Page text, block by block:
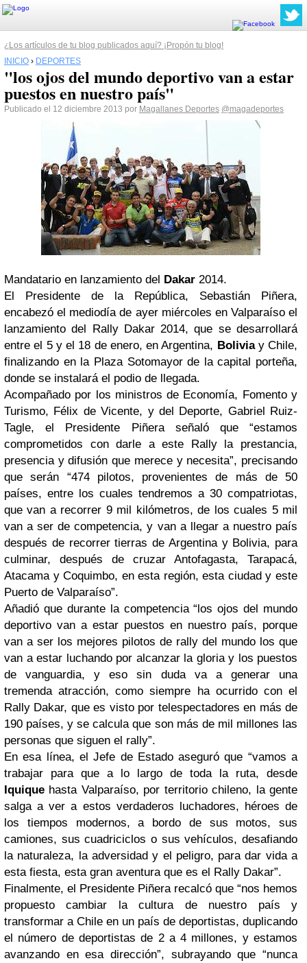
¿Los artículos de tu blog publicados aquí? ¡Propón tu blog!
INICIO › DEPORTES
"los ojos del mundo deportivo van a estar
puestos en nuestro país"
Publicado el 12 diciembre 2013 por Magallanes Deportes @magadeportes
Mandatario en lanzamiento del Dakar 2014.
El Presidente de la República, Sebastián Piñera,
encabezó el mediodía de ayer miércoles en Valparaíso el
lanzamiento del Rally Dakar 2014, que se desarrollará
entre el 5 y el 18 de enero, en Argentina, Boliviay Chile,
finalizando en la Plaza Sotomayor de la capital porteña,
donde se instalará el podio de llegada.
Acompañado por los ministros de Economía, Fomento y
Turismo, Félix de Vicente, y del Deporte, Gabriel Ruiz-
Tagle, el Presidente Piñera señaló que “estamos
comprometidos con darle a este Rally la prestancia,
presencia y difusión que merece y necesita”, precisando
que serán “474 pilotos, provenientes de más de 50
países, entre los cuales tendremos a 30 compatriotas,
que van a recorrer 9 mil kilómetros, de los cuales 5 mil
van a ser de competencia, y van a llegar a nuestro país
después de recorrer tierras de Argentina y Bolivia, para
culminar, después de cruzar Antofagasta, Tarapacá,
Atacama y Coquimbo, en esta región, esta ciudad y este
Puerto de Valparaíso”.
Añadió que durante la competencia “los ojos del mundo
deportivo van a estar puestos en nuestro país, porque
van a ser los mejores pilotos de rally del mundo los que
van a estar luchando por alcanzar la gloria y los puestos
de vanguardia, y eso sin duda va a generar una
tremenda atracción, como siempre ha ocurrido con el
Rally Dakar, que es visto por telespectadores en más de
190 países, y se calcula que son más de mil millones las
personas que siguen el rally”.
En esa línea, el Jefe de Estado aseguró que “vamos a
trabajar para que a lo largo de toda la ruta, desde
Iquique hasta Valparaíso, por territorio chileno, la gente
salga a ver a estos verdaderos luchadores, héroes de
los tiempos modernos, a bordo de sus motos, sus
camiones, sus cuadriciclos o sus vehículos, desafiando
la naturaleza, la adversidad y el peligro, para dar vida a
esta fiesta, esta gran aventura que es el Rally Dakar”.
Finalmente, el Presidente Piñera recalcó que “nos hemos
propuesto cambiar la cultura de nuestro país y
transformar a Chile en un país de deportistas, duplicando
el número de deportistas de 2 a 4 millones, y estamos
avanzando en esa dirección”, subrayando que “nunca